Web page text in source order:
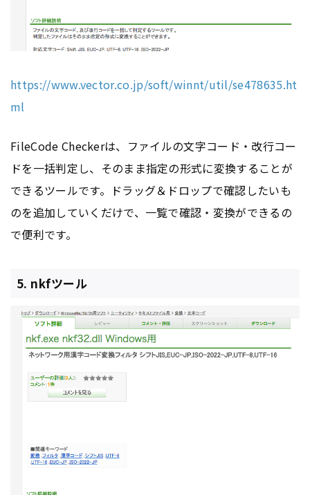
https://www.vector.co.jp/soft/winnt/util/se478635.ht
ml
FileCode Checkerは、ファイルの文字コード・改行コー
ドを一括判定し、そのまま指定の形式に変換することが
できるツールです。ドラッグ＆ドロップで確認したいも
のを追加していくだけで、一覧で確認・変換ができるの
で便利です。
5. nkfツール